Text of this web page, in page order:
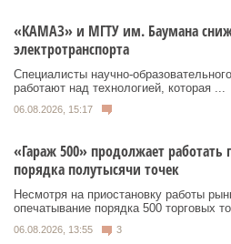
«КАМАЗ» и МГТУ им. Баумана
электротранспорта
Специалисты научно-
работают над технологией, которая ...
06.08.2026, 15:17
«Гараж 500» продолжает работать
порядка полутысячи точек
Несмотря на приостановку работы
опечатывание порядка 500 торговых
06.08.2026, 13:55 3